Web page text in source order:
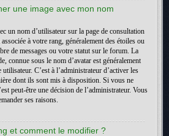
une image avec mon nom
un nom d’utilisateur sur la page de consultation
à votre rang, généralement des étoiles ou
de messages ou votre statut sur le forum. La
connue sous le nom d’avatar est généralement
C’est à l’administrateur d’activer les
dont ils sont mis à disposition. Si vous ne
peut-être une décision de l’administrateur. Vous
ses raisons.
et comment le modifier ?